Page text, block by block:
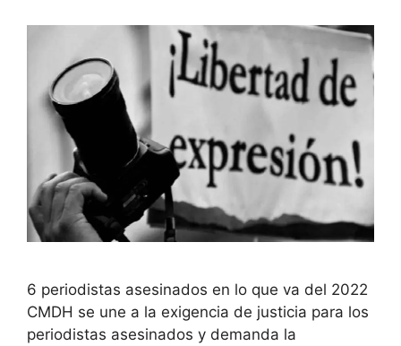
6 periodistas asesinados en lo que va del 2022
CMDH se une a la exigencia de justicia para los
periodistas asesinados y demanda la